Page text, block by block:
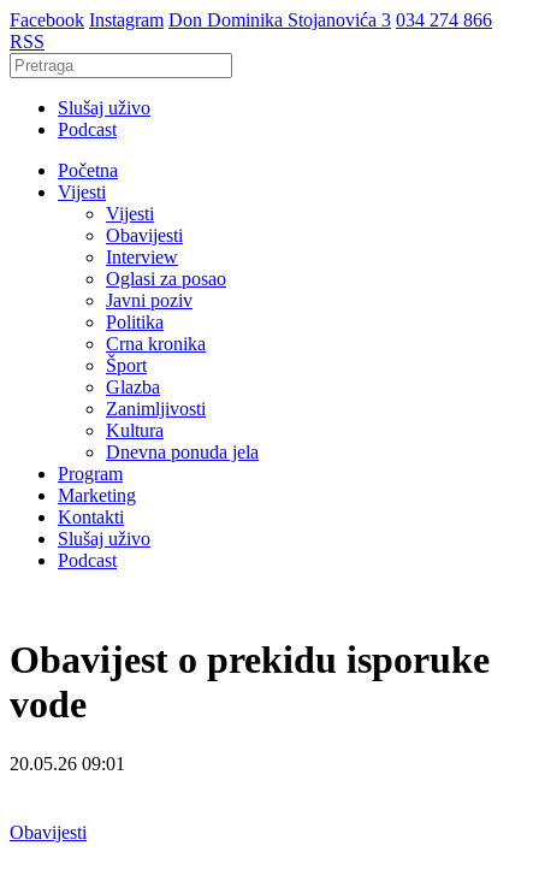
Facebook Instagram Don Dominika Stojanovića 3 034 274 866
RSS
Slušaj uživo
Podcast
Početna
Vijesti
Vijesti
Obavijesti
Interview
Oglasi za posao
Javni poziv
Politika
Crna kronika
Šport
Glazba
Zanimljivosti
Kultura
Dnevna ponuda jela
Program
Marketing
Kontakti
Slušaj uživo
Podcast
Obavijest o prekidu isporuke
vode
20.05.26 09:01
Obavijesti